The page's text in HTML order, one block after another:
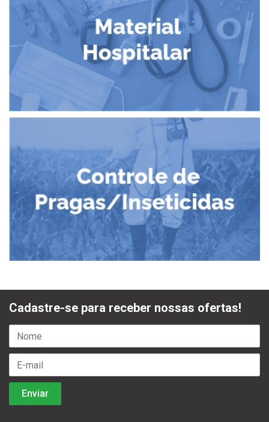
Cadastre-se para receber nossas ofertas!